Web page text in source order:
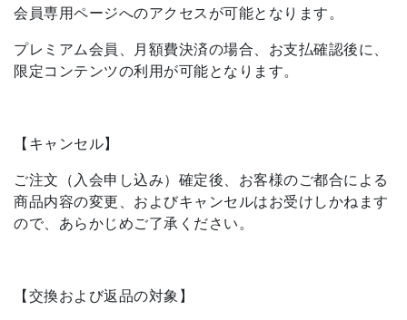
会員専用ページへのアクセスが可能となります。
プレミアム会員、月額費決済の場合、お支払確認後に、
限定コンテンツの利用が可能となります。
【キャンセル】
ご注文（入会申し込み）確定後、お客様のご都合による
商品内容の変更、およびキャンセルはお受けしかねます
ので、あらかじめご了承ください。
【交換および返品の対象】